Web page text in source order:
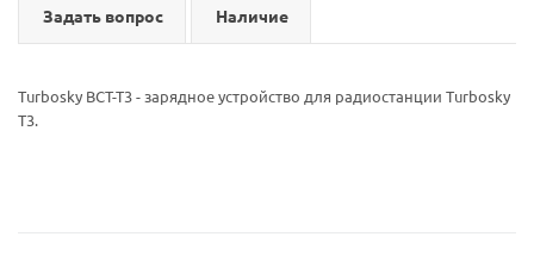
Задать вопрос Наличие
Turbosky BCT-T3 - зарядное устройство для радиостанции Turbosky
T3.